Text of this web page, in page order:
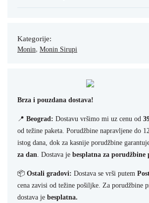
Kategorije:
Monin, Monin Sirupi
Brza i pouzdana dostava!
📍 Beograd: Dostavu vršimo mi uz cenu od
od težine paketa. Porudžbine napravljene do
istog dana, dok za kasnije porudžbine
za dan. Dostava je besplatna za porudžbine
📦 Ostali gradovi: Dostava se vrši putem
cena zavisi od težine pošiljke. Za porudžbine
dostava je besplatna.